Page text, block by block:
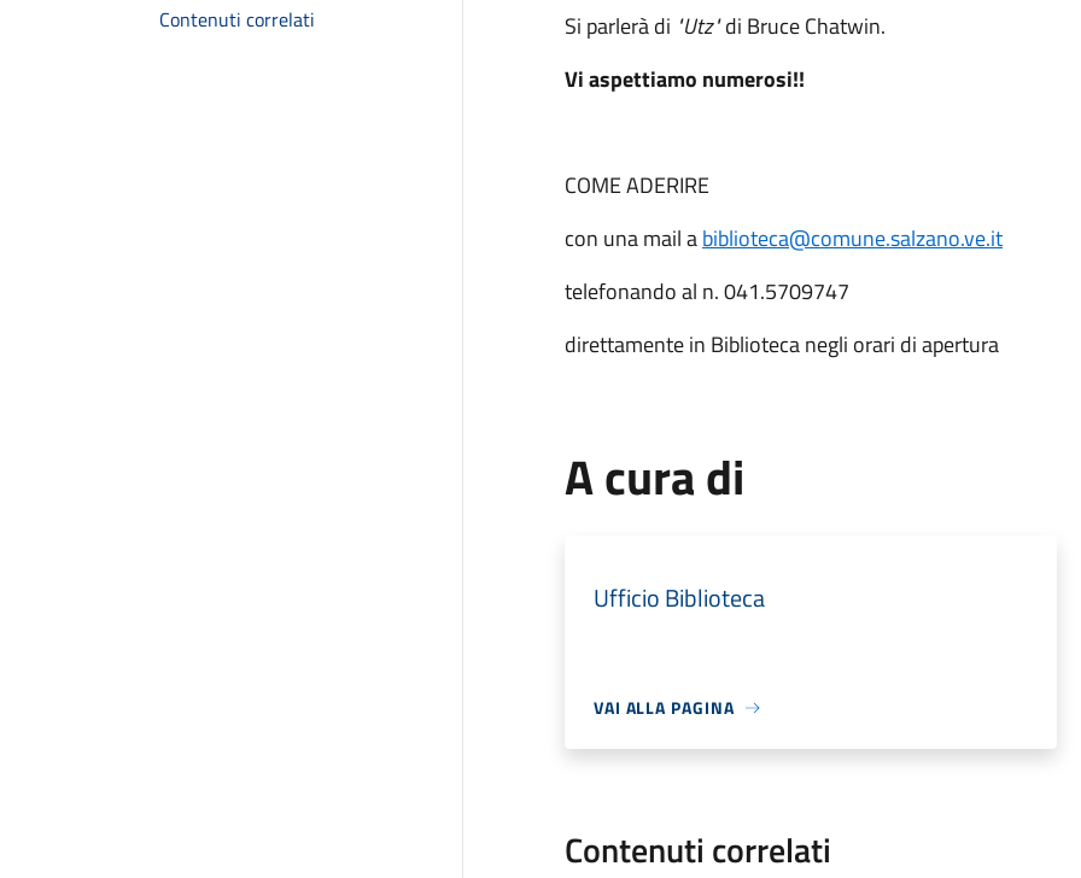
Contenuti correlati
Si parlerà di "Utz"di Bruce Chatwin.
Vi aspettiamo numerosi!!
COME ADERIRE
con una mail abiblioteca@comune.salzano.ve.it
telefonando al n. 041.5709747
direttamente in Biblioteca negli orari di apertura
A cura di
Ufficio Biblioteca
VAI ALLA PAGINA
Contenuti correlati